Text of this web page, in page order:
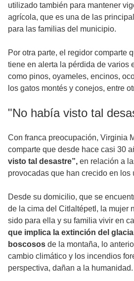
utilizado también para mantener
agrícola, que es una de las
para las familias del municipio.
Por otra parte, el regidor comparte
tiene en alerta la pérdida de varios
como pinos, oyameles, encinos,
los gatos montés y conejos, entre
"No había visto tal
Con franca preocupación, Virginia
comparte que desde hace casi 30
visto tal desastre”, en relación a
provocadas que han crecido en los
Desde su domicilio, que se
de la cima del Citlaltépetl, la mujer
sido para ella y su familia vivir en
que implica la extinción del
boscosos de la montaña, lo
cambio climático y los incendios
perspectiva, dañan a la humanidad.